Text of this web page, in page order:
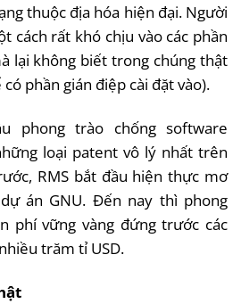
thuộc địa hóa hiện đại. Người
cách rất khó chịu vào các phần
lại không biết trong chúng thật
phần gián điệp cài đặt vào).
phong trào chống software
loại patent vô lý nhất trên
RMS bắt đầu hiện thực mơ
án GNU. Đến nay thì phong
phí vững vàng đứng trước các
trăm tỉ USD.